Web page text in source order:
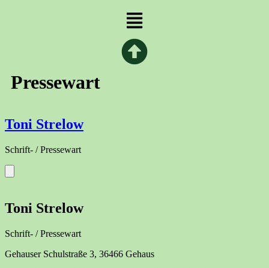
Menü
Pressewart
Toni Strelow
Schrift- / Pressewart
Toni Strelow
Schrift- / Pressewart
Gehauser Schulstraße 3, 36466 Gehaus